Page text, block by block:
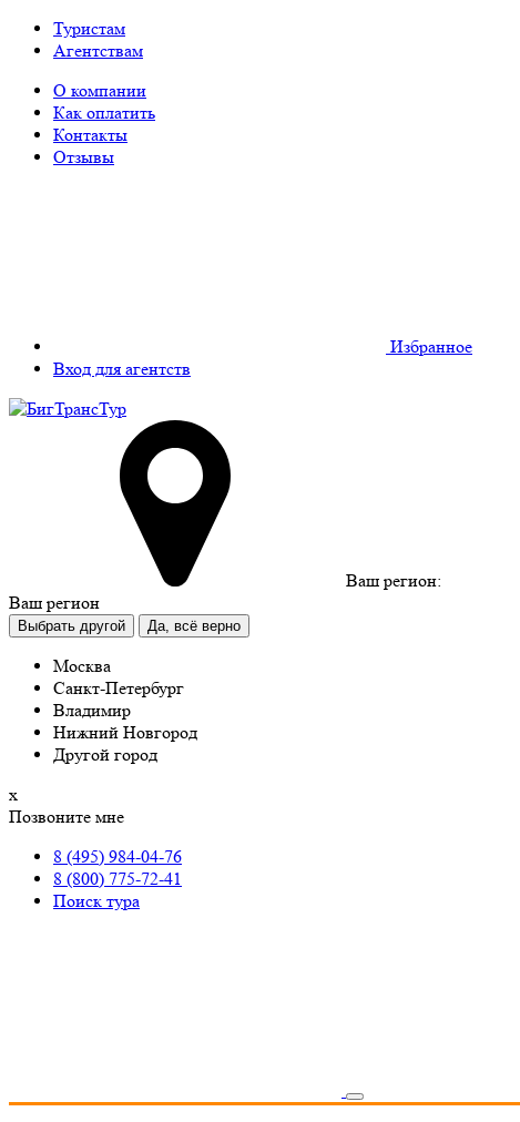
Туристам
Агентствам
О компании
Как оплатить
Контакты
Отзывы
Избранное
Вход для агентств
Ваш регион:
Ваш регион
Выбрать другой Да, всё верно
Москва
Санкт-Петербург
Владимир
Нижний Новгород
Другой город
х
Позвоните мне
8 (495) 984-04-76
8 (800) 775-72-41
Поиск тура